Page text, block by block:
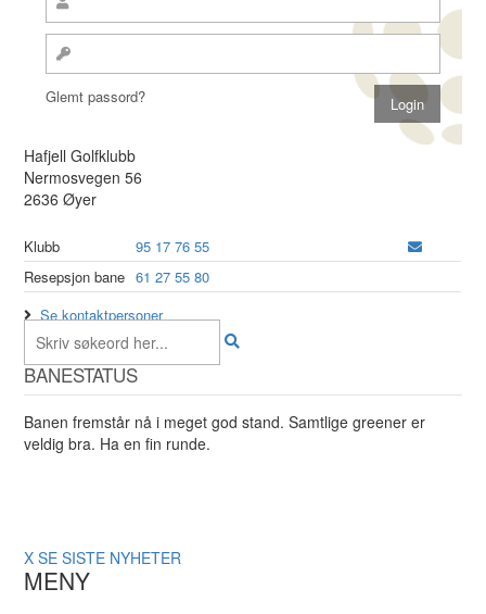
Glemt passord?
Hafjell Golfklubb
Nermosvegen 56
2636 Øyer
Klubb
95 17 76 55
Resepsjon bane 61 27 55 80
Se kontaktpersoner
BANESTATUS
Banen fremstår nå i meget god stand. Samtlige greener er
veldig bra. Ha en fin runde.
X SE SISTE NYHETER
MENY